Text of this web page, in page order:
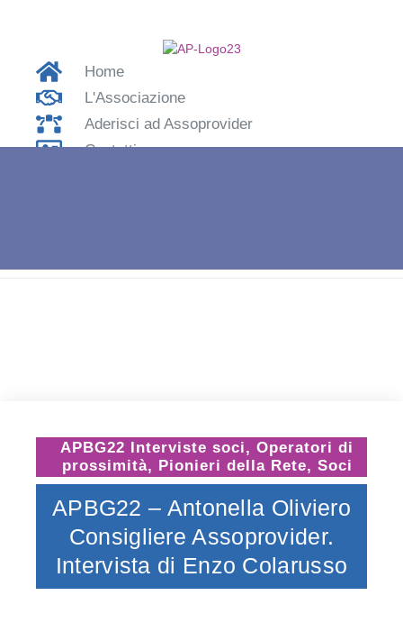
Home
L'Associazione
Aderisci ad Assoprovider
Contatti
APBG22 Interviste soci, Operatori di
prossimità, Pionieri della Rete, Soci
APBG22 – Antonella Oliviero
Consigliere Assoprovider.
Intervista di Enzo Colarusso